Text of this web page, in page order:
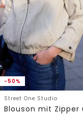
-50%
Street One Studio